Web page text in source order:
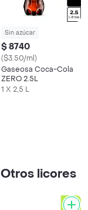
Sin azúcar
$ 8740
($3.50/ml)
Gaseosa Coca-Cola
ZERO 2.5L
1 X 2,5 L
Otros licores